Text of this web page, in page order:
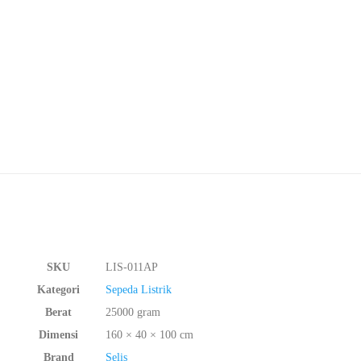
SKU
LIS-011AP
Kategori
Sepeda Listrik
Berat
25000 gram
Dimensi
160 × 40 × 100 cm
Brand
Selis